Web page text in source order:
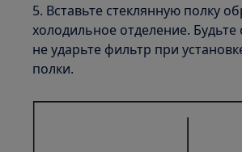
5. Вставьте стеклянную полку
холодильное отделение.
не ударьте фильтр при
полки.